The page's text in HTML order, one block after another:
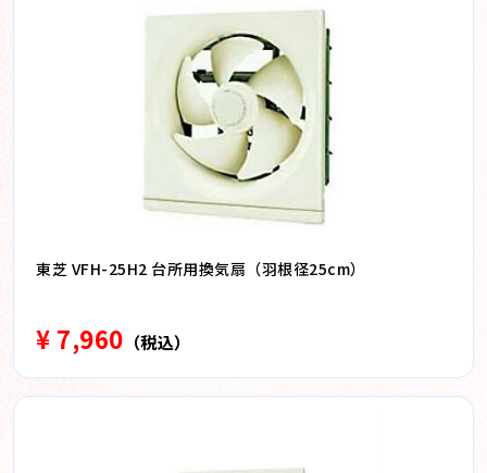
東芝 VFH-25H2 台所用換気扇（羽根径25cm）
¥ 7,960 （税込）